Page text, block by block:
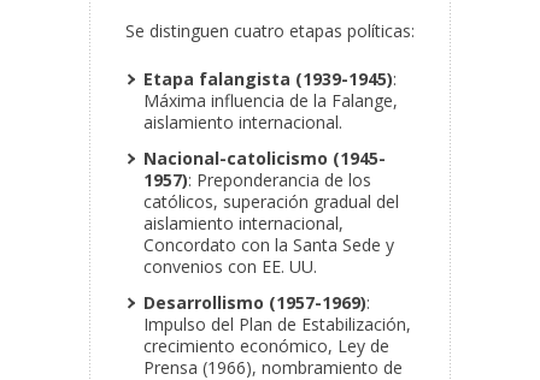
Se distinguen cuatro etapas políticas:
Etapa falangista (1939-1945):
Máxima influencia de la Falange,
aislamiento internacional.
Nacional-catolicismo (1945-
1957): Preponderancia de los
católicos, superación gradual del
aislamiento internacional,
Concordato con la Santa Sede y
convenios con EE. UU.
Desarrollismo (1957-1969):
Impulso del Plan de Estabilización,
crecimiento económico, Ley de
Prensa (1966), nombramiento de